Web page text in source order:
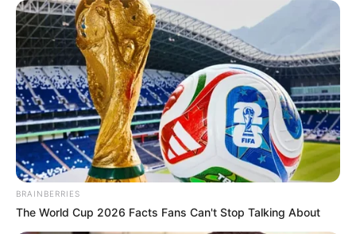
BRAINBERRIES
The World Cup 2026 Facts Fans Can't Stop Talking About